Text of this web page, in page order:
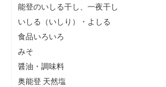
能登のいしる干し、一夜干し
いしる（いしり）・よしる
食品いろいろ
みそ
醤油・調味料
奥能登 天然塩